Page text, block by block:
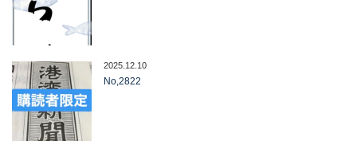
2025.12.10
No,2822